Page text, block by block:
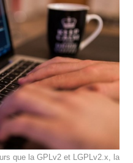
que la GPLv2 et LGPLv2.x, la